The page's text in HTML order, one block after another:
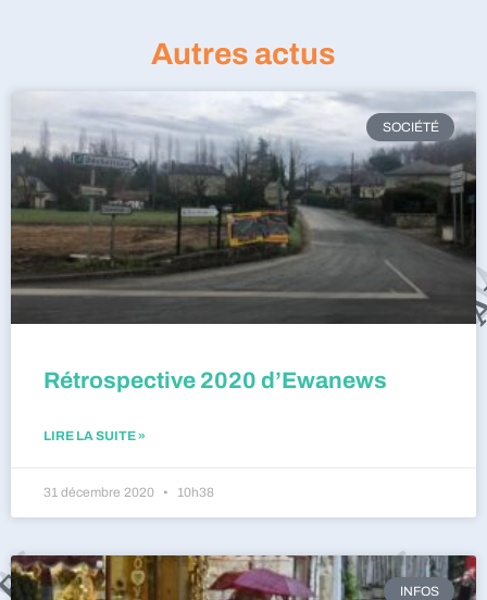
Autres actus
SOCIÉTÉ
Rétrospective 2020 d’Ewanews
LIRE LA SUITE »
31 décembre 2020 10h38
INFOS